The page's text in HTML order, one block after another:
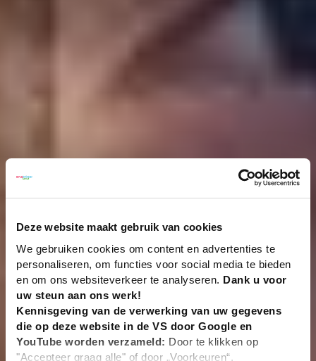
Deze website maakt gebruik van cookies
We gebruiken cookies om content en advertenties te
personaliseren, om functies voor social media te bieden
en om ons websiteverkeer te analyseren. Dank u voor
uw steun aan ons werk!
Kennisgeving van de verwerking van uw gegevens
die op deze website in de VS door Google en
YouTube worden verzameld: Door te klikken op
"Accepteer graag alle" of door „Voorkeuren“,